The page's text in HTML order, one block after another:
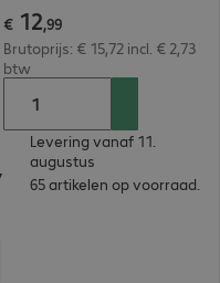
€ 12,99
Brutoprijs: € 15,72 incl. € 2,73
btw
Levering vanaf 11.
augustus
65 artikelen op voorraad.